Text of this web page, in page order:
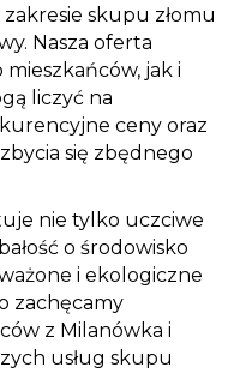
skupu złomu
Nasza oferta
jak i
liczyć na
ceny oraz
się zbędnego
nie tylko uczciwe
o środowisko
i ekologiczne
zachęcamy
z Milanówka i
usług skupu